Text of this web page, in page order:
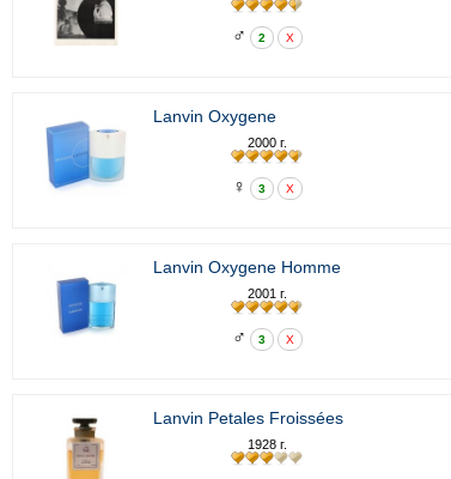
♂ 2 X
Lanvin Oxygene
2000 г.
♀ 3 X
Lanvin Oxygene Homme
2001 г.
♂ 3 X
Lanvin Petales Froissées
1928 г.